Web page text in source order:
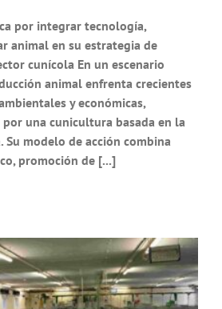
por integrar tecnología,
animal en su estrategia de
cunícola En un escenario
animal enfrenta crecientes
y económicas,
por una cunicultura basada en la
Su modelo de acción combina
promoción de [...]